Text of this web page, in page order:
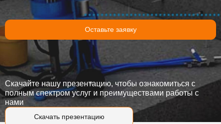
Оставьте заявку
Скачать презентацию
Скачайте нашу презентацию, чтобы ознакомиться с
полным спектром услуг и преимуществами работы с
нами